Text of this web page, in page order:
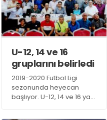
U-12, 14 ve 16
gruplarını belirledi
2019-2020 Futbol Ligi
sezonunda heyecan
başlıyor. U-12, 14 ve 16 yaş